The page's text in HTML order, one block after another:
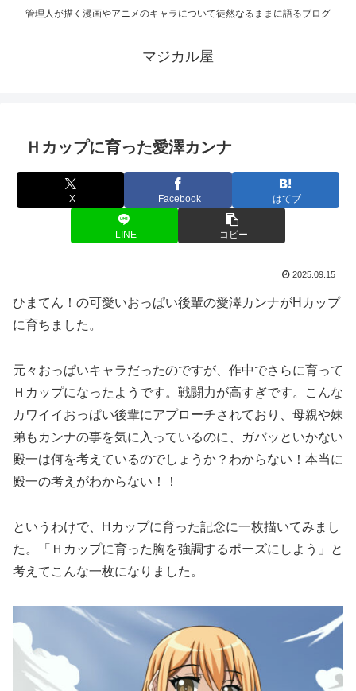
管理人が描く漫画やアニメのキャラについて徒然なるままに語るブログ
マジカル屋
Ｈカップに育った愛澤カンナ
X Facebook はてブ
LINE コピー
2025.09.15
ひまてん！の可愛いおっぱい後輩の愛澤カンナがHカップ
に育ちました。
元々おっぱいキャラだったのですが、作中でさらに育って
Ｈカップになったようです。戦闘力が高すぎです。こんな
カワイイおっぱい後輩にアプローチされており、母親や妹
弟もカンナの事を気に入っているのに、ガバッといかない
殿一は何を考えているのでしょうか？わからない！本当に
殿一の考えがわからない！！
というわけで、Hカップに育った記念に一枚描いてみまし
た。「Ｈカップに育った胸を強調するポーズにしよう」と
考えてこんな一枚になりました。